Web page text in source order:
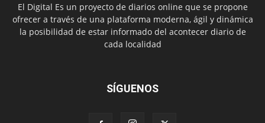
El Digital Es un proyecto de diarios online que se propone
ofrecer a través de una plataforma moderna, ágil y dinámica
la posibilidad de estar informado del acontecer diario de
cada localidad
SÍGUENOS